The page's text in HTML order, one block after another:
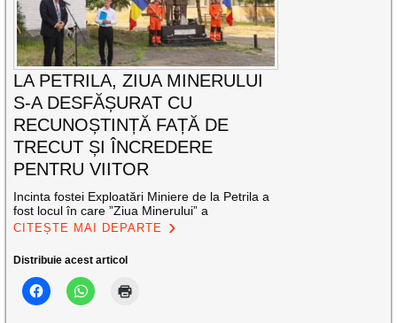
LA PETRILA, ZIUA MINERULUI
S-A DESFĂȘURAT CU
RECUNOȘTINȚĂ FAȚĂ DE
TRECUT ȘI ÎNCREDERE
PENTRU VIITOR
Incinta fostei Exploatări Miniere de la Petrila a
fost locul în care ”Ziua Minerului” a
CITEȘTE MAI DEPARTE
Distribuie acest articol